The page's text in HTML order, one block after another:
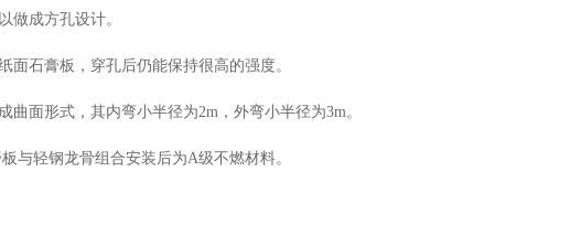
做成方孔设计。
面石膏板，穿孔后仍能保持很高的强度。
曲面形式，其内弯小半径为2m，外弯小半径为3m。
与轻钢龙骨组合安装后为A级不燃材料。